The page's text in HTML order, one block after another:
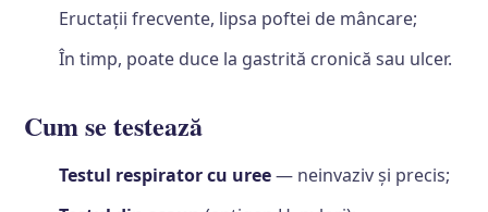
Eructații frecvente, lipsa poftei de mâncare;
În timp, poate duce la gastrită cronică sau ulcer.
Cum se testează
Testul respirator cu uree— neinvaziv și precis;